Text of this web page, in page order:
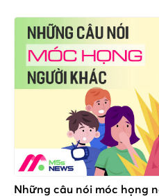
ngả.
Những câu nói móc họng